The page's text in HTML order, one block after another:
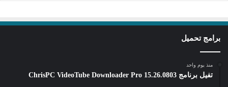
برامج تحميل
منذ يوم واحد
تفيل برنامج ChrisPC VideoTube Downloader Pro 15.26.0803